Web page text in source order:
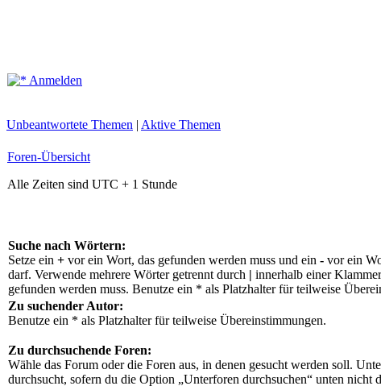
Anmelden
Unbeantwortete Themen | Aktive Themen
Foren-Übersicht
Alle Zeiten sind UTC + 1 Stunde
Suche nach Wörtern:
Setze ein + vor ein Wort, das gefunden werden muss und ein - vor ein
darf. Verwende mehrere Wörter getrennt durch | innerhalb einer
gefunden werden muss. Benutze ein * als Platzhalter für teilweise
Zu suchender Autor:
Benutze ein * als Platzhalter für teilweise Übereinstimmungen.
Zu durchsuchende Foren:
Wähle das Forum oder die Foren aus, in denen gesucht werden soll.
durchsucht, sofern du die Option „Unterforen durchsuchen“ unten nicht